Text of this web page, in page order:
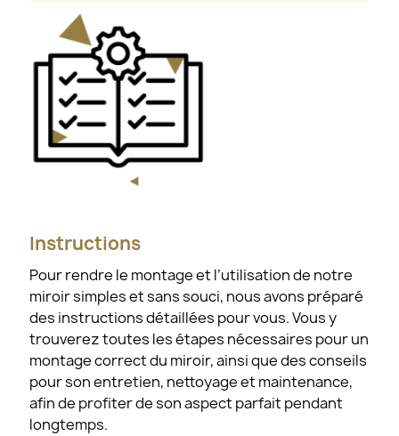
Instructions
Pour rendre le montage et l’utilisation de notre
miroir simples et sans souci, nous avons préparé
des instructions détaillées pour vous. Vous y
trouverez toutes les étapes nécessaires pour un
montage correct du miroir, ainsi que des conseils
pour son entretien, nettoyage et maintenance,
afin de profiter de son aspect parfait pendant
longtemps.